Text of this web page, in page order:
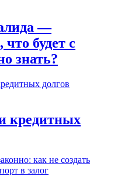
—
будет с
знать?
кредитных